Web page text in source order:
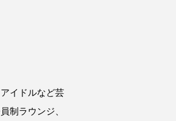
イドルなど芸
制ラウンジ、